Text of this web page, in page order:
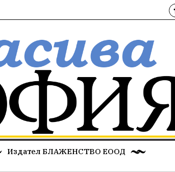
Издател БЛАЖЕНСТВО ЕООД